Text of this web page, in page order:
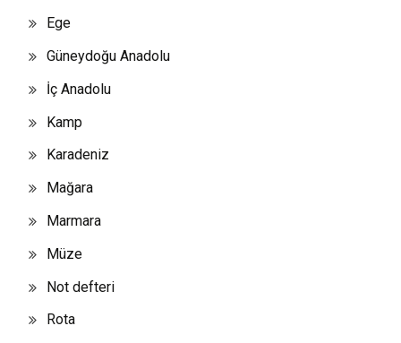
Ege
Güneydoğu Anadolu
İç Anadolu
Kamp
Karadeniz
Mağara
Marmara
Müze
Not defteri
Rota